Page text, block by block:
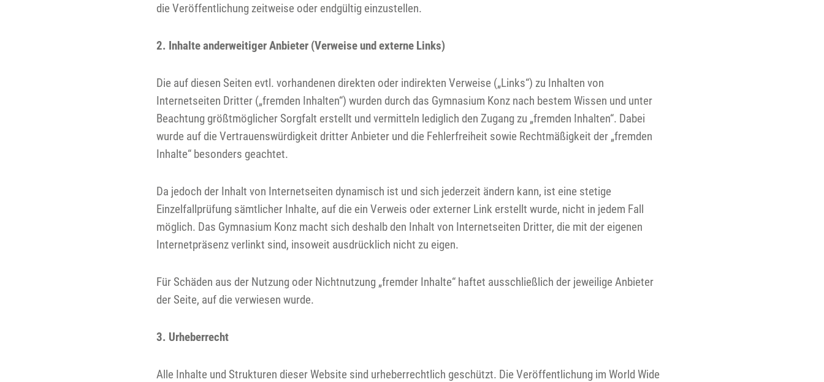
die Veröffentlichung zeitweise oder endgültig einzustellen.
2. Inhalte anderweitiger Anbieter (Verweise und externe Links)
Die auf diesen Seiten evtl. vorhandenen direkten oder indirekten Verweise („Links“) zu Inhalten von
Internetseiten Dritter („fremden Inhalten“) wurden durch das Gymnasium Konz nach bestem Wissen und unter
Beachtung größtmöglicher Sorgfalt erstellt und vermitteln lediglich den Zugang zu „fremden Inhalten“. Dabei
wurde auf die Vertrauenswürdigkeit dritter Anbieter und die Fehlerfreiheit sowie Rechtmäßigkeit der „fremden
Inhalte“ besonders geachtet.
Da jedoch der Inhalt von Internetseiten dynamisch ist und sich jederzeit ändern kann, ist eine stetige
Einzelfallprüfung sämtlicher Inhalte, auf die ein Verweis oder externer Link erstellt wurde, nicht in jedem Fall
möglich. Das Gymnasium Konz macht sich deshalb den Inhalt von Internetseiten Dritter, die mit der eigenen
Internetpräsenz verlinkt sind, insoweit ausdrücklich nicht zu eigen.
Für Schäden aus der Nutzung oder Nichtnutzung „fremder Inhalte“ haftet ausschließlich der jeweilige Anbieter
der Seite, auf die verwiesen wurde.
3. Urheberrecht
Alle Inhalte und Strukturen dieser Website sind urheberrechtlich geschützt. Die Veröffentlichung im World Wide